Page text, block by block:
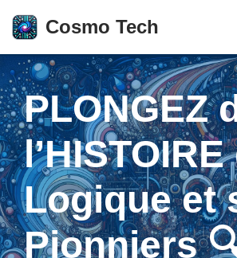
Aller
au
contenu
Cosmo Tech
PLONGEZ
Logique et
Pionniers